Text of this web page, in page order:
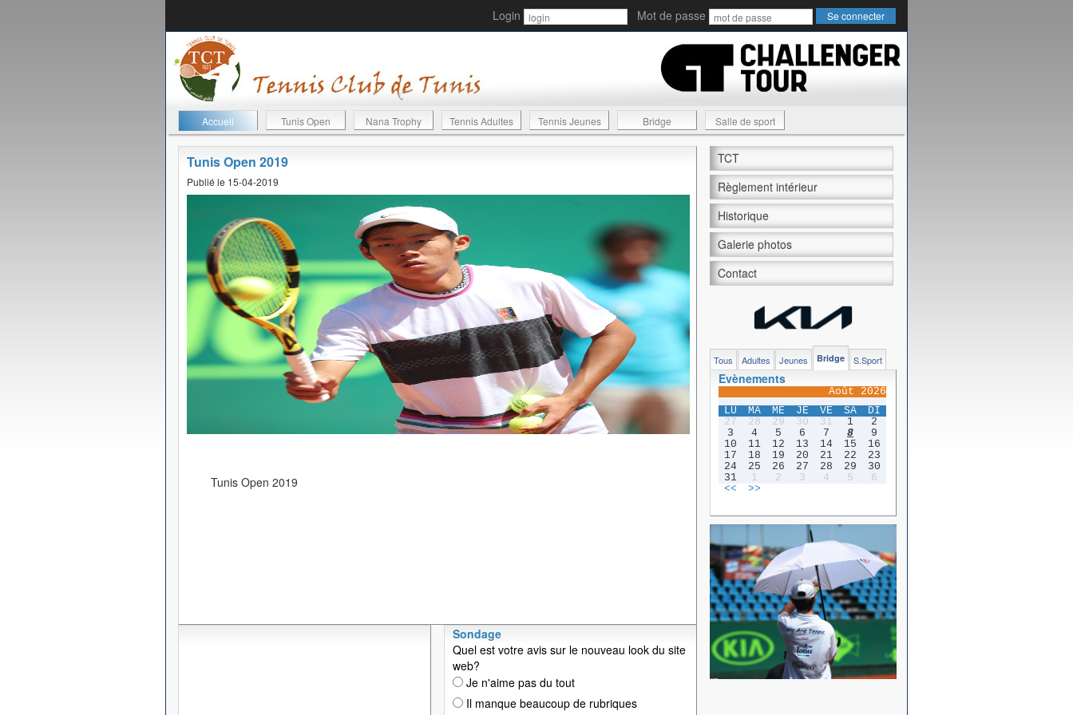
Login Mot de passe
Accueil Tunis Open Nana Trophy Tennis Adultes Tennis Jeunes Bridge Salle de sport
Tunis Open 2019
Publié le 15-04-2019
Tunis Open 2019
Sondage
Quel est votre avis sur le nouveau look du site
web?
Je n'aime pas du tout
Il manque beaucoup de rubriques
TCT
Règlement intérieur
Historique
Galerie photos
Contact
Tous Adultes Jeunes Bridge S.Sport
Evènements
Août 2026
LU
MA ME JE VE SA
DI
27
28 29 30 31 1
2
3
4 5 6 7 8
9
10
11 12 13 14 15
16
17
18 19 20 21 22
23
24
25 26 27 28 29
30
31
1 2 3 4 5
6
<<
>>